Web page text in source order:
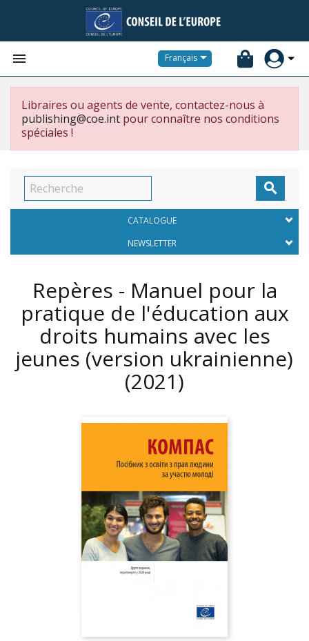
 Français
Libraires ou agents de vente, contactez-nous à
publishing@coe.int pour connaître nos conditions
spéciales !

CATALOGUE
NEWSLETTER
Repères - Manuel pour la
pratique de l'éducation aux
droits humains avec les
jeunes (version ukrainienne)
(2021)